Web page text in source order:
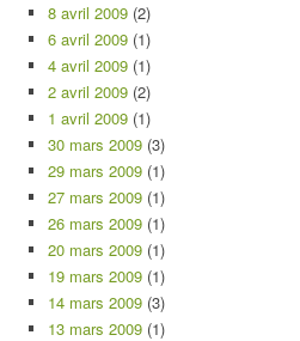
8 avril 2009 (2)
6 avril 2009 (1)
4 avril 2009 (1)
2 avril 2009 (2)
1 avril 2009 (1)
30 mars 2009 (3)
29 mars 2009 (1)
27 mars 2009 (1)
26 mars 2009 (1)
20 mars 2009 (1)
19 mars 2009 (1)
14 mars 2009 (3)
13 mars 2009 (1)